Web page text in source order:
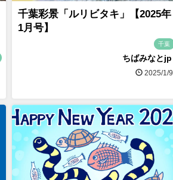
千葉彩景「ルリビタキ」【2025年
1月号】
千葉
ちばみなとjp
2025/1/9